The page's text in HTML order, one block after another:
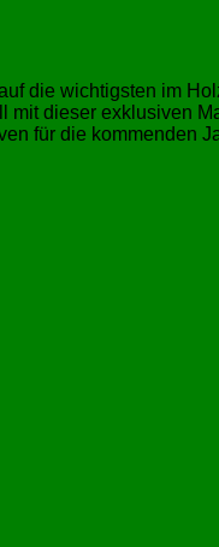
die wichtigsten im
dieser exklusiven
für die kommenden